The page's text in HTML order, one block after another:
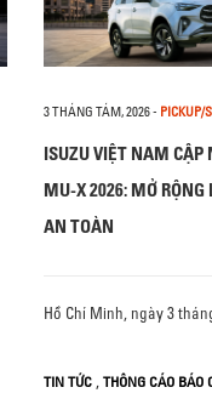
3 THÁNG TÁM, 2026- PICKUP/
ISUZU VIỆT NAM
MU-X 2026: MỞ RỘNG
AN TOÀN
Hồ Chí Minh, ngày 3
TIN TỨC , THÔNG CÁO BÁO